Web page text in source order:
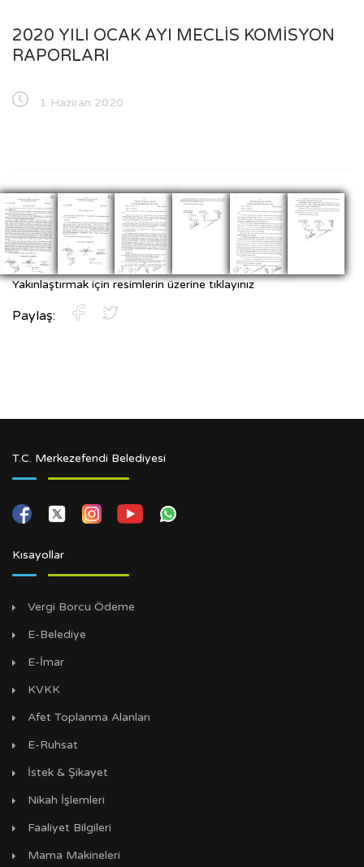
2020 YILI OCAK AYI MECLİS KOMİSYON
RAPORLARI
1 Haziran 2020
Yakınlaştırmak için resimlerin üzerine tıklayınız
Paylaş:
T.C. Merkezefendi Belediyesi
Kısayollar
Vergi Borcu Ödeme
E-Belediye
E-İmar
KVKK
Afet Toplanma Alanları
E-Ruhsat
İstek & Şikayet
Nikah İşlemleri
Faaliyet Bilgileri
Mama Makineleri